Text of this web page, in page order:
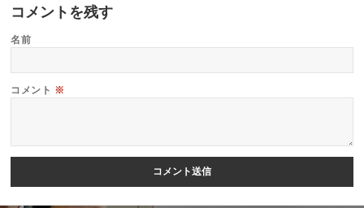
コメントを残す
名前
コメント ※